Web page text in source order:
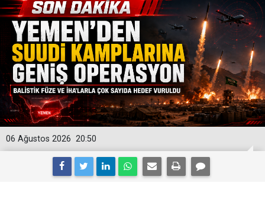
20:50
06 Ağustos 2026